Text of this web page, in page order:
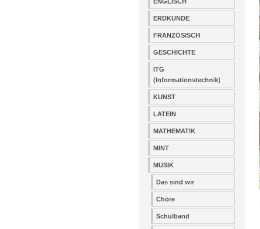
ERDKUNDE
FRANZÖSISCH
GESCHICHTE
ITG
(Informationstechnik)
KUNST
LATEIN
MATHEMATIK
MINT
MUSIK
Das sind wir
Chöre
Schulband